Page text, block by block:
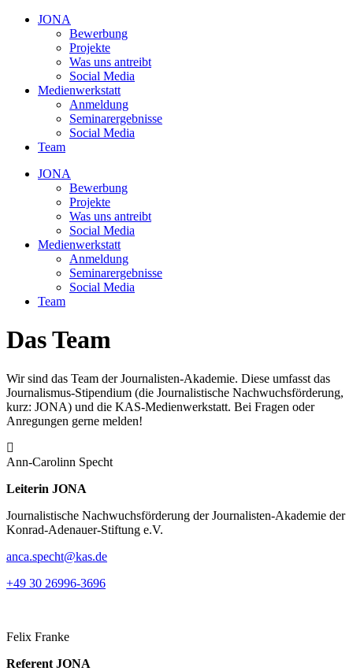
JONA
Bewerbung
Projekte
Was uns antreibt
Social Media
Medienwerkstatt
Anmeldung
Seminarergebnisse
Social Media
Team
JONA
Bewerbung
Projekte
Was uns antreibt
Social Media
Medienwerkstatt
Anmeldung
Seminarergebnisse
Social Media
Team
Das Team
Wir sind das Team der Journalisten-Akademie. Diese umfasst das
Journalismus-Stipendium (die Journalistische Nachwuchsförderung,
kurz: JONA) und die KAS-Medienwerkstatt. Bei Fragen oder
Anregungen gerne melden!
Ann-Carolinn Specht
Leiterin JONA
Journalistische Nachwuchsförderung der Journalisten-Akademie der
Konrad-Adenauer-Stiftung e.V.
anca.specht@kas.de
+49 30 26996-3696
Felix Franke
Referent JONA